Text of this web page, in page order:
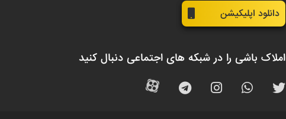
دانلود اپلیکیشن
املاک باشی را در شبکه های اجتماعی دنبال کنید